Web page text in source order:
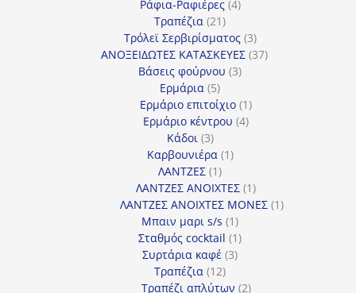
προϊόν
Ράφια-Ραφιέρες 44
Τραπέζια 2121
προϊόντα
Τρόλεϊ Σερβιρίσματος 33
προϊόντα
ΑΝΟΞΕΙΔΩΤΕΣ ΚΑΤΑΣΚΕΥΕΣ 3737
Βάσεις φούρνου 33
Ερμάρια 55
προϊόντα
Ερμάριο επιτοίχιο 11
προϊόν
Ερμάριο κέντρου 44
Κάδοι 33
προϊόντα
Καρβουνιέρα 11
ΛΑΝΤΖΕΣ 11
προϊόν
ΛΑΝΤΖΕΣ ΑΝΟΙΧΤΕΣ 11
προϊόν
ΛΑΝΤΖΕΣ ΑΝΟΙΧΤΕΣ ΜΟΝΕΣ 11
Μπαιν μαρι s/s 11
προϊόν
Σταθμός cocktail 11
Συρτάρια καφέ 33
Τραπέζια 1212
προϊόντα
Τραπέζι απλύτων 22